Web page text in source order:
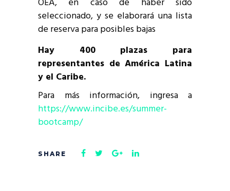
seleccionado, y se elaborará una lista
de reserva para posibles bajas
Hay 400 plazas para
representantes de América Latina
y el Caribe.
Para más información, ingresa a
https://www.incibe.es/summer-
bootcamp/